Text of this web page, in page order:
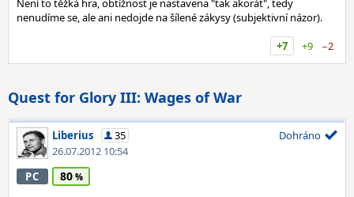
Není to těžká hra, obtížnost je nastavena "tak akorát", tedy
nenudíme se, ale ani nedojde na šílené zákysy (subjektivní názor).
+7
+9 −2
Quest for Glory III: Wages of War
Liberius
35
26.07.2012 10:54
Dohráno
PC 80